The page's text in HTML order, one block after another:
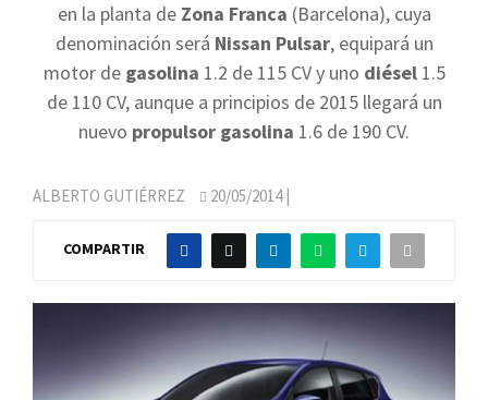
en la planta de Zona Franca (Barcelona), cuya
denominación será Nissan Pulsar, equipará un
motor de gasolina 1.2 de 115 CV y uno diésel1.5
de 110 CV, aunque a principios de 2015 llegará un
nuevo propulsor gasolina 1.6 de 190 CV.
ALBERTO GUTIÉRREZ 20/05/2014|
COMPARTIR